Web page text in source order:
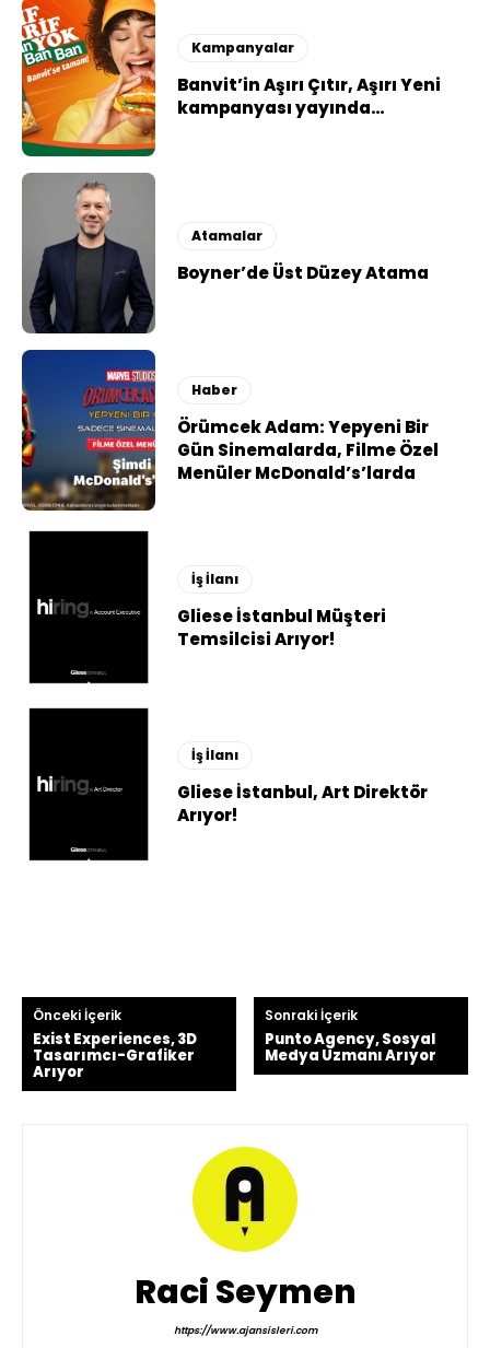
Kampanyalar
Banvit’in Aşırı Çıtır, Aşırı Yeni
kampanyası yayında…
Atamalar
Boyner’de Üst Düzey Atama
Haber
Örümcek Adam: Yepyeni Bir
Gün Sinemalarda, Filme Özel
Menüler McDonald’s’larda
İş İlanı
Gliese İstanbul Müşteri
Temsilcisi Arıyor!
İş İlanı
Gliese İstanbul, Art Direktör
Arıyor!
Önceki İçerik
Exist Experiences, 3D
Tasarımcı-Grafiker
Arıyor
Sonraki İçerik
Punto Agency, Sosyal
Medya Uzmanı Arıyor
Raci Seymen
https://www.ajansisleri.com